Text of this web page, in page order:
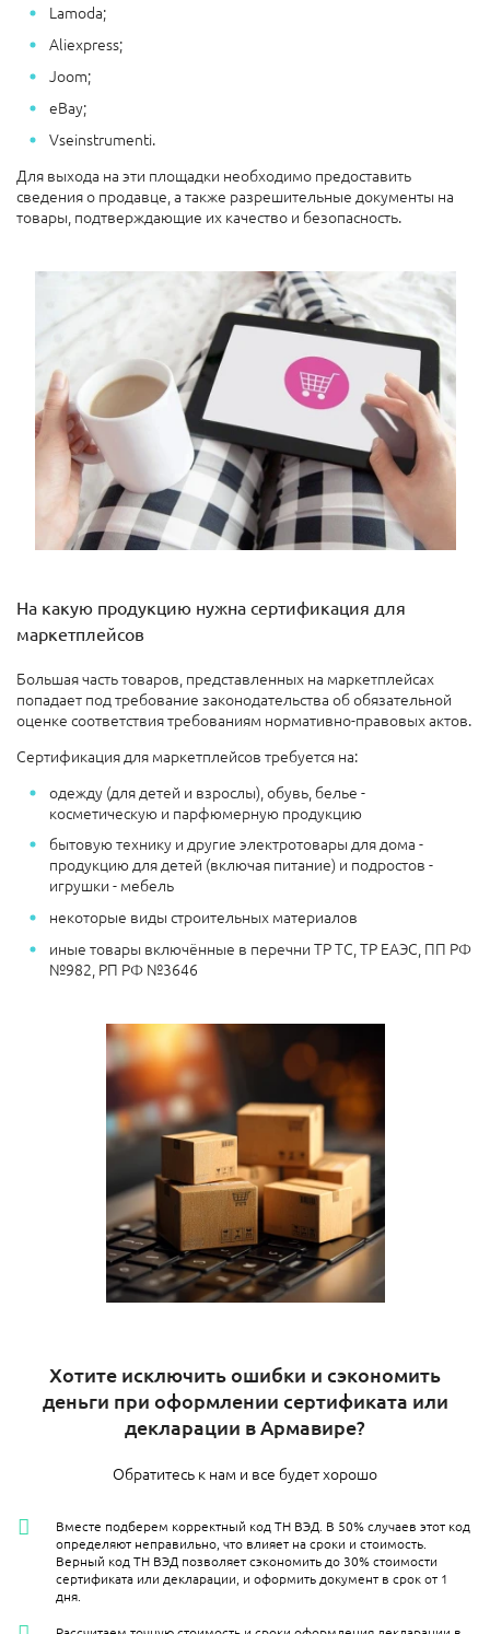
Lamoda;
Aliexpress;
Joom;
eBay;
Vseinstrumenti.
Для выхода на эти площадки необходимо предоставить
сведения о продавце, а также разрешительные документы на
товары, подтверждающие их качество и безопасность.
На какую продукцию нужна сертификация для
маркетплейсов
Большая часть товаров, представленных на маркетплейсах
попадает под требование законодательства об обязательной
оценке соответствия требованиям нормативно-правовых актов.
Сертификация для маркетплейсов требуется на:
одежду (для детей и взрослы), обувь, белье -
косметическую и парфюмерную продукцию
бытовую технику и другие электротовары для дома -
продукцию для детей (включая питание) и подростов -
игрушки - мебель
некоторые виды строительных материалов
иные товары включённые в перечни ТР ТС, ТР ЕАЭС, ПП РФ
№982, РП РФ №3646
Хотите исключить ошибки и сэкономить
деньги при оформлении сертификата или
декларации в Армавире?
Обратитесь к нам и все будет хорошо
Вместе подберем корректный код ТН ВЭД. В 50% случаев этот код
определяют неправильно, что влияет на сроки и стоимость.
Верный код ТН ВЭД позволяет сэкономить до 30% стоимости
сертификата или декларации, и оформить документ в срок от 1
дня.